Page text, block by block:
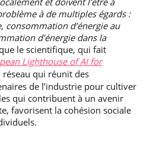
à de multiples égards :
consommation d’énergie au
d’énergie dans la
le scientifique, qui fait
Lighthouse of AI for
réseau qui réunit des
de l’industrie pour cultiver
qui contribuent à un avenir
favorisent la cohésion sociale
.